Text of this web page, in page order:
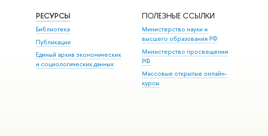
РЕСУРСЫ
Библиотека
Публикации
Единый архив экономических
и социологических данных
ПОЛЕЗНЫЕ ССЫЛКИ
Министерство науки и
высшего образования РФ
Министерство просвещения
РФ
Массовые открытые онлайн-
курсы